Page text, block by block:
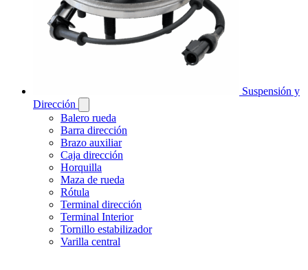
Suspensión y
Dirección
Balero rueda
Barra dirección
Brazo auxiliar
Caja dirección
Horquilla
Maza de rueda
Rótula
Terminal dirección
Terminal Interior
Tornillo estabilizador
Varilla central